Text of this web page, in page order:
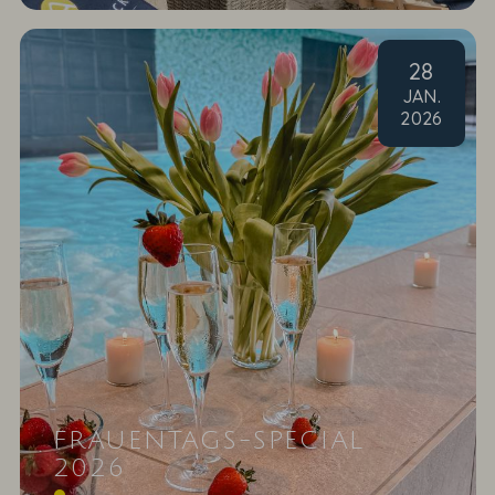
28
JAN.
2026
FRAUENTAGS-SPECIAL
2026